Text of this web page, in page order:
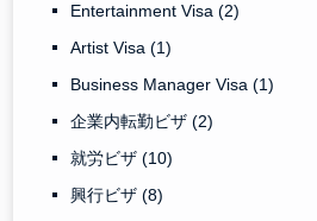
Entertainment Visa(2)
Artist Visa(1)
Business Manager Visa(1)
企業内転勤ビザ(2)
就労ビザ(10)
興行ビザ(8)